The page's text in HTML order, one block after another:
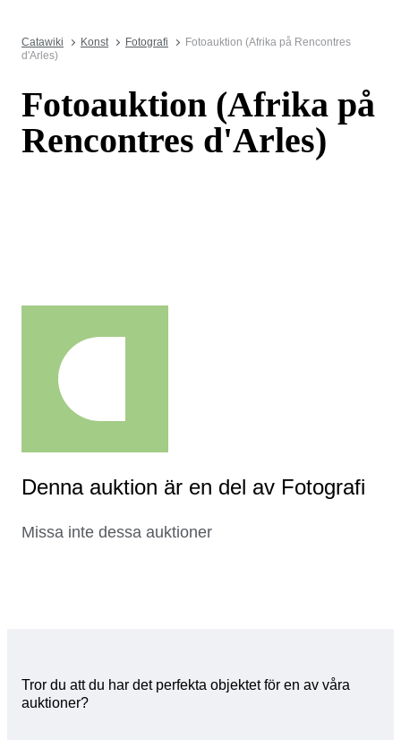
Catawiki Konst Fotografi
Fotoauktion (Afrika på Rencontres
d'Arles)
Fotoauktion (Afrika på
Rencontres d'Arles)
Denna auktion är en del av Fotografi
Missa inte dessa auktioner
Tror du att du har det perfekta objektet för en av våra
auktioner?